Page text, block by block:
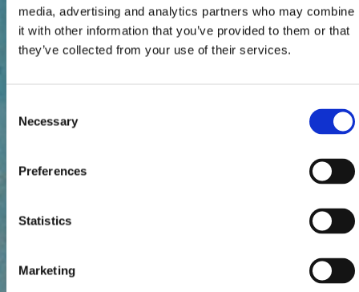
media, advertising and analytics partners who may combine
it with other information that you’ve provided to them or that
they’ve collected from your use of their services.
Selection
Necessary
Preferences
Statistics
Marketing